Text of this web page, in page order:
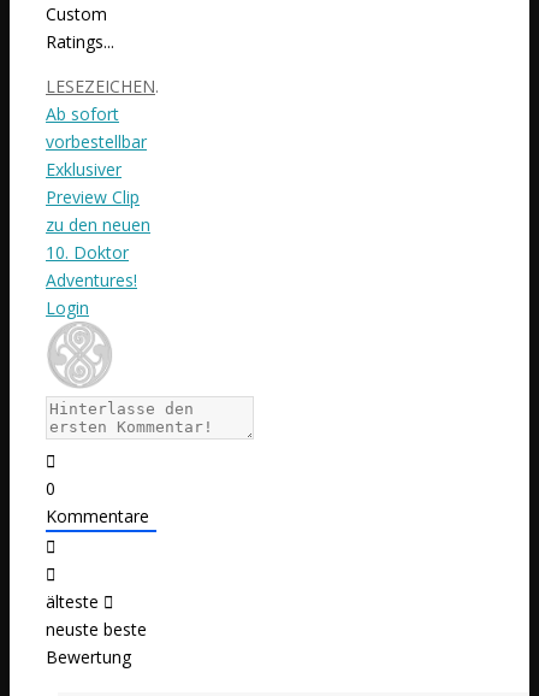
Custom
Ratings...
LESEZEICHEN.
Ab sofort
vorbestellbar
Exklusiver
Preview Clip
zu den neuen
10. Doktor
Adventures!
Login
0
Kommentare
älteste
neuste beste
Bewertung